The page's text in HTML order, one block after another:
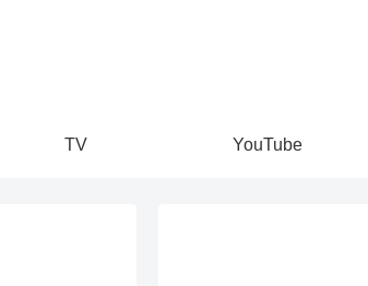
TV YouTube